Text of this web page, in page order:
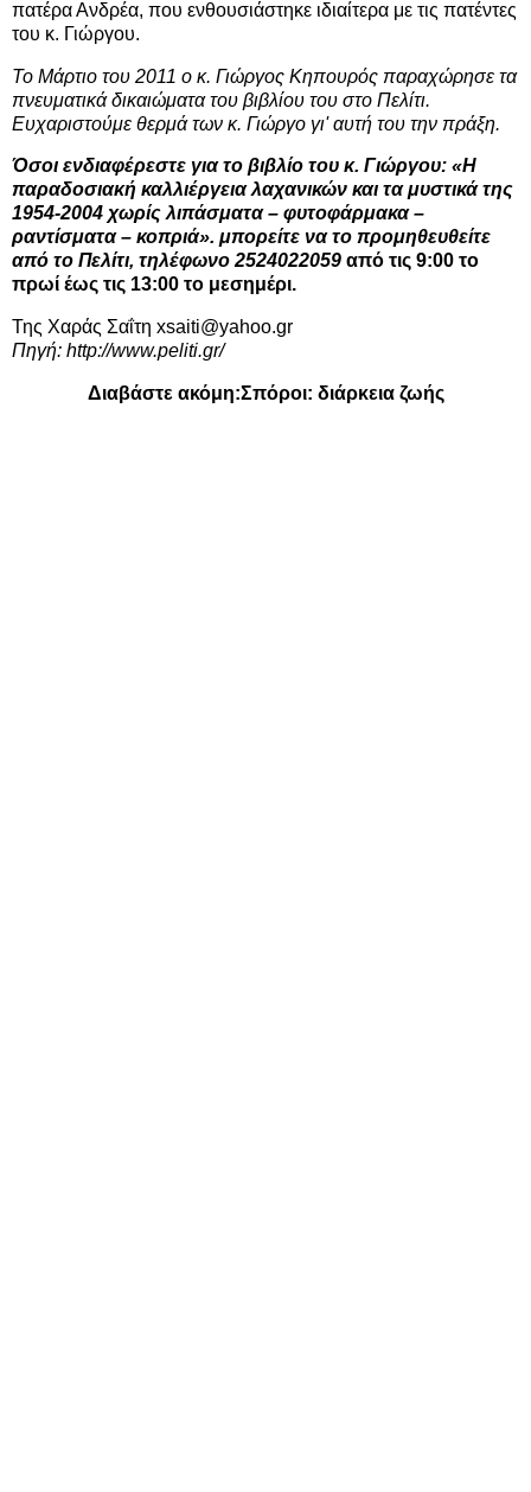
πατέρα Ανδρέα, που ενθουσιάστηκε ιδιαίτερα με τις πατέντες
του κ. Γιώργου.
Το Μάρτιο του 2011 ο κ. Γιώργος Κηπουρός παραχώρησε τα
πνευματικά δικαιώματα του βιβλίου του στο Πελίτι.
Ευχαριστούμε θερμά των κ. Γιώργο γι' αυτή του την πράξη.
Όσοι ενδιαφέρεστε για το βιβλίο του κ. Γιώργου: «Η
παραδοσιακή καλλιέργεια λαχανικών και τα μυστικά της
1954-2004 χωρίς λιπάσματα – φυτοφάρμακα –
ραντίσματα – κοπριά». μπορείτε να το προμηθευθείτε
από το Πελίτι, τηλέφωνο 2524022059 από τις 9:00 το
πρωί έως τις 13:00 το μεσημέρι.
Της Χαράς Σαΐτη xsaiti@yahoo.gr
Πηγή: http://www.peliti.gr/
Διαβάστε ακόμη:Σπόροι: διάρκεια ζωής